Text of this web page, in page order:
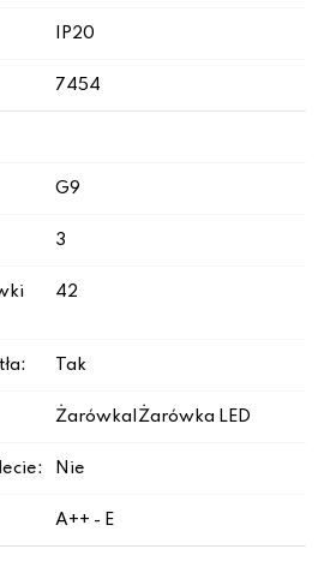
IP20
7454
G9
3
42
Tak
Żarówka|Żarówka LED
Nie
A++ - E